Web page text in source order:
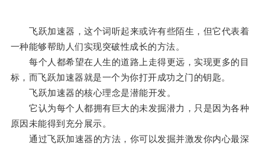
飞跃加速器，这个词听起来或许有些陌生，但它代表着
一种能够帮助人们实现突破性成长的方法。
每个人都希望在人生的道路上走得更远，实现更多的目
标，而飞跃加速器就是一个为你打开成功之门的钥匙。
飞跃加速器的核心理念是潜能开发。
它认为每个人都拥有巨大的未发掘潜力，只是因为各种
原因未能得到充分展示。
通过飞跃加速器的方法，你可以发掘并激发你内心最深